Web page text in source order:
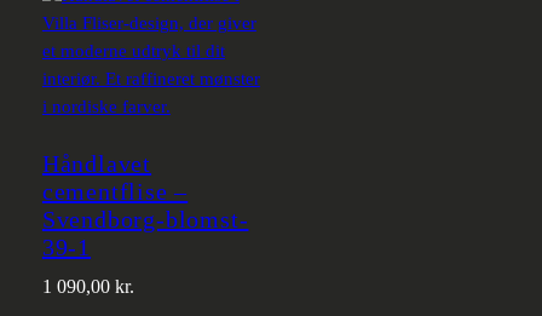
Håndlavet
cementflise –
Svendborg-blomst-
39-1
1 090,00 kr.